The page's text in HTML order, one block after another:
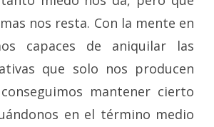
nos resta. Con la mente en
capaces de aniquilar las
que solo nos producen
mantener cierto
en el término medio